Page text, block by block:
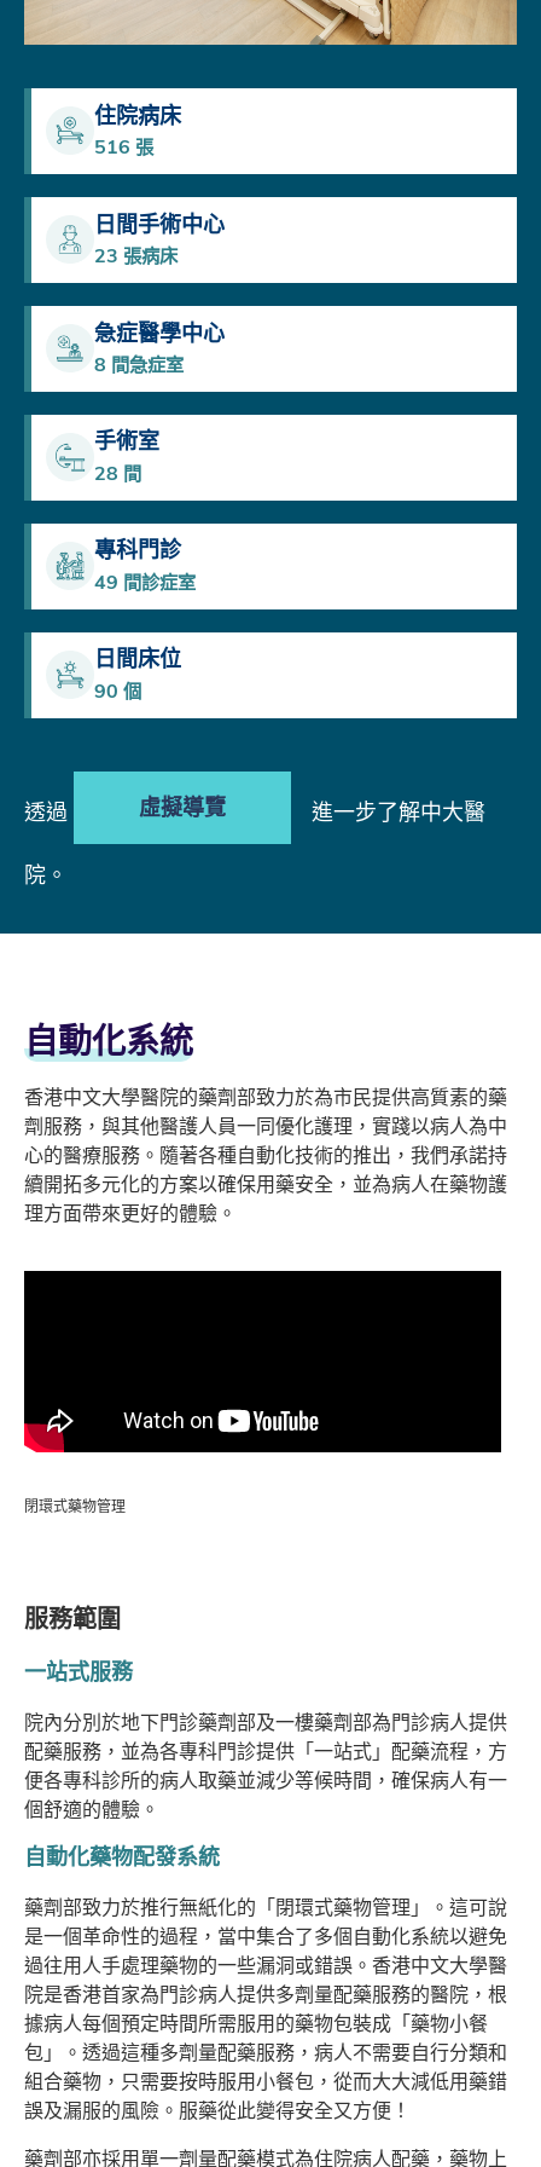
住院病床
516 張
日間手術中心
23 張病床
急症醫學中心
8 間急症室
手術室
28 間
專科門診
49 間診症室
日間床位
90 個
透過 虛擬導覽 進一步了解中大醫
院。
自動化系統
香港中文大學醫院的藥劑部致力於為市民提供高質素的藥
劑服務，與其他醫護人員一同優化護理，實踐以病人為中
心的醫療服務。隨著各種自動化技術的推出，我們承諾持
續開拓多元化的方案以確保用藥安全，並為病人在藥物護
理方面帶來更好的體驗。
閉環式藥物管理
服務範圍
一站式服務
院內分別於地下門診藥劑部及一樓藥劑部為門診病人提供
配藥服務，並為各專科門診提供「一站式」配藥流程，方
便各專科診所的病人取藥並減少等候時間，確保病人有一
個舒適的體驗。
自動化藥物配發系統
藥劑部致力於推行無紙化的「閉環式藥物管理」。這可說
是一個革命性的過程，當中集合了多個自動化系統以避免
過往用人手處理藥物的一些漏洞或錯誤。香港中文大學醫
院是香港首家為門診病人提供多劑量配藥服務的醫院，根
據病人每個預定時間所需服用的藥物包裝成「藥物小餐
包」。透過這種多劑量配藥服務，病人不需要自行分類和
組合藥物，只需要按時服用小餐包，從而大大減低用藥錯
誤及漏服的風險。服藥從此變得安全又方便！
藥劑部亦採用單一劑量配藥模式為住院病人配藥，藥物上